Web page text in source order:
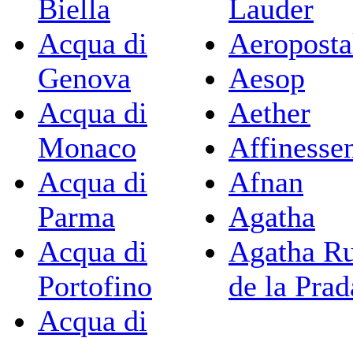
Biella
Acqua di
Genova
Acqua di
Monaco
Acqua di
Parma
Acqua di
Portofino
Acqua di
Lauder
Aesop
Aether
Afnan
Agatha
Agatha
de la